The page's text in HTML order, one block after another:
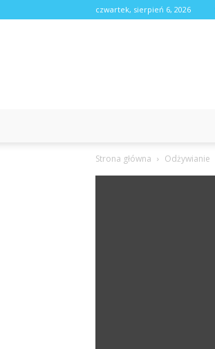
czwartek, sierpień 6, 2026
Strona główna Odżywianie